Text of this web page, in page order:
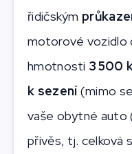
řidičským
motorové vozidlo
hmotnosti 3 500
k sezení(mimo
vaše obytné auto
přívěs, tj. celková